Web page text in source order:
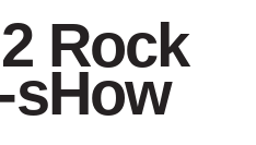
Rock
sHow